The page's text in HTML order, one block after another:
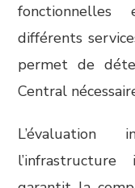
différents
permet de
Central